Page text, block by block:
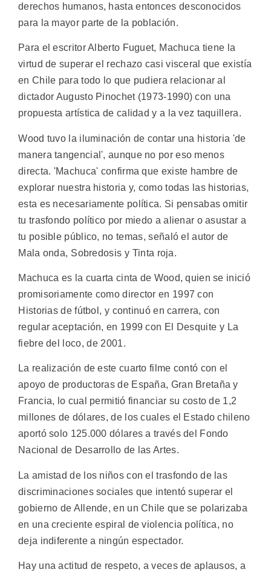
derechos humanos, hasta entonces desconocidos
para la mayor parte de la población.
Para el escritor Alberto Fuguet, Machuca tiene la
virtud de superar el rechazo casi visceral que existía
en Chile para todo lo que pudiera relacionar al
dictador Augusto Pinochet (1973-1990) con una
propuesta artística de calidad y a la vez taquillera.
Wood tuvo la iluminación de contar una historia 'de
manera tangencial', aunque no por eso menos
directa. 'Machuca' confirma que existe hambre de
explorar nuestra historia y, como todas las historias,
esta es necesariamente política. Si pensabas omitir
tu trasfondo político por miedo a alienar o asustar a
tu posible público, no temas, señaló el autor de
Mala onda, Sobredosis y Tinta roja.
Machuca es la cuarta cinta de Wood, quien se inició
promisoriamente como director en 1997 con
Historias de fútbol, y continuó en carrera, con
regular aceptación, en 1999 con El Desquite y La
fiebre del loco, de 2001.
La realización de este cuarto filme contó con el
apoyo de productoras de España, Gran Bretaña y
Francia, lo cual permitió financiar su costo de 1,2
millones de dólares, de los cuales el Estado chileno
aportó solo 125.000 dólares a través del Fondo
Nacional de Desarrollo de las Artes.
La amistad de los niños con el trasfondo de las
discriminaciones sociales que intentó superar el
gobierno de Allende, en un Chile que se polarizaba
en una creciente espiral de violencia política, no
deja indiferente a ningún espectador.
Hay una actitud de respeto, a veces de aplausos, a